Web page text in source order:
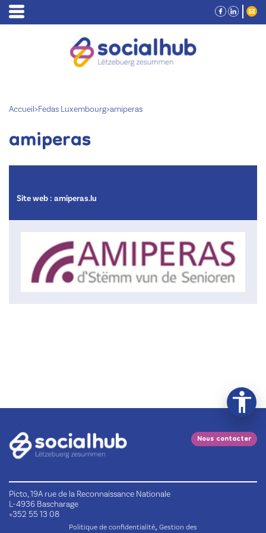
Accueil>Fedas Luxembourg>amiperas
amiperas
Site web : amiperas.lu
Nous contacter
Picto, 19A rue de la Reconnaissance Nationale
L-4936 Bascharage
+352 55 13 08
Politique de confidentialité, Gestion des